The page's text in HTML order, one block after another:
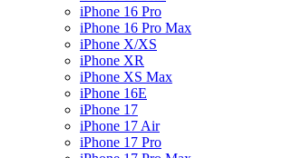
iPhone 16 Pro
iPhone 16 Pro Max
iPhone X/XS
iPhone XR
iPhone XS Max
iPhone 16E
iPhone 17
iPhone 17 Air
iPhone 17 Pro